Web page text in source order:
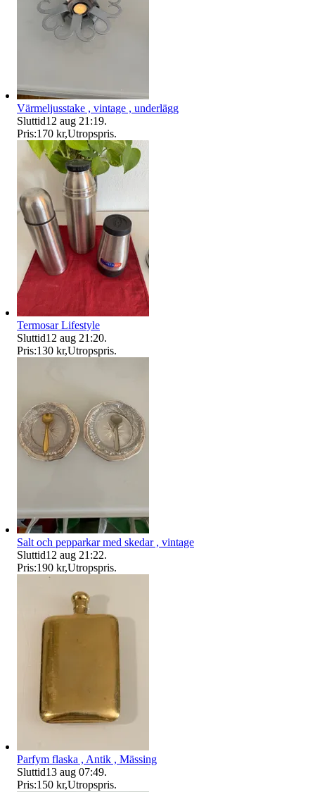
Värmeljusstake , vintage , underlägg
Sluttid12 aug 21:19.
Pris:170 kr,Utropspris.
Termosar Lifestyle
Sluttid12 aug 21:20.
Pris:130 kr,Utropspris.
Salt och pepparkar med skedar , vintage
Sluttid12 aug 21:22.
Pris:190 kr,Utropspris.
Parfym flaska , Antik , Mässing
Sluttid13 aug 07:49.
Pris:150 kr,Utropspris.